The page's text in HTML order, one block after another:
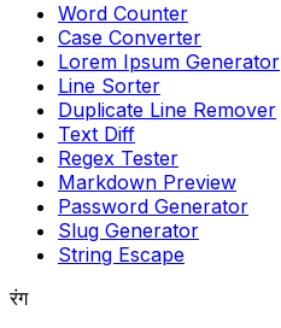
Word Counter
Case Converter
Lorem Ipsum Generator
Line Sorter
Duplicate Line Remover
Text Diff
Regex Tester
Markdown Preview
Password Generator
Slug Generator
String Escape
रंग